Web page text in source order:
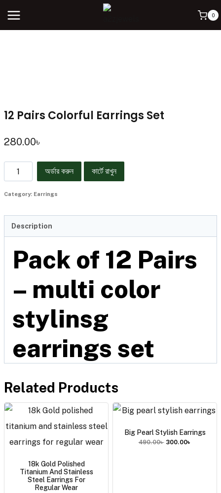
0
12 Pairs Colorful Earrings Set
280.00৳
অর্ডার করুন কার্টে রাখুন
Category: Earrings
Description
Pack of 12 Pairs
– multi color
stylinsg
earrings set
Related Products
18k Gold Polished
Titanium And Stainless
Steel Earrings For
Regular Wear
Big Pearl Stylish Earrings
490.00৳ 300.00৳